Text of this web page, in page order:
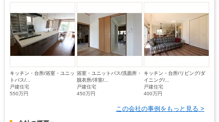
キッチン・台所/浴室・ユニッ
トバス/...
戸建住宅
550万円
浴室・ユニットバス/洗面所・
脱衣所/洋室/...
戸建住宅
450万円
キッチン・台所/リビング/ダ
イニング/...
戸建住宅
400万円
この会社の事例をもっと見る >